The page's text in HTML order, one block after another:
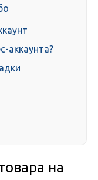
аккаунта?
на